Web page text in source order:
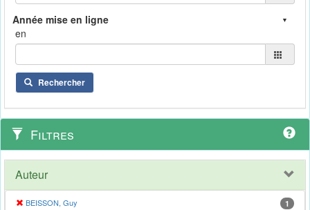
en
Rechercher
Filtres
Auteur
BEISSON, Guy 1